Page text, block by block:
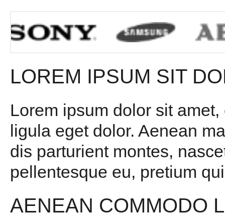
LOREM IPSUM SIT
Lorem ipsum dolor sit
ligula eget dolor. Aenean
dis parturient montes,
pellentesque eu, pretium
AENEAN COMMODO